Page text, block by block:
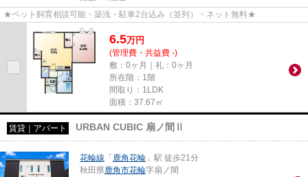
★ペット飼育相談可能・築浅・駐車2台込み（並列）・ネット無料★
6.5万円
(管理費・共益費 -)
敷：0ヶ月｜礼：0ヶ月
所在階：1階
間取り：1LDK
面積：37.67㎡
賃貸｜アパート URBAN CUBIC 扇ノ間Ⅱ
花輪線 「 鹿角花輪 」駅 徒歩21分
秋田県鹿角市花輪字扇ノ間